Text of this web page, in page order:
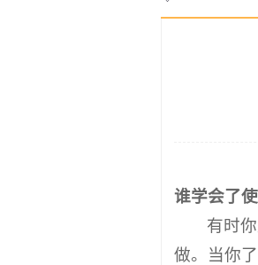
谁学会了
有时
做。当你